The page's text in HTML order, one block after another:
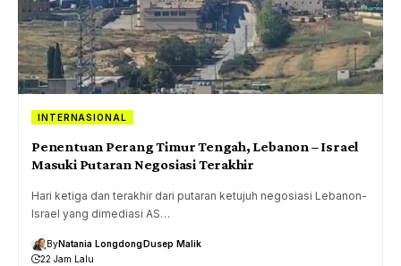
INTERNASIONAL
Penentuan Perang Timur Tengah, Lebanon – Israel
Masuki Putaran Negosiasi Terakhir
Hari ketiga dan terakhir dari putaran ketujuh negosiasi Lebanon-
Israel yang dimediasi AS…
ByNatania LongdongDusep Malik
22 Jam Lalu